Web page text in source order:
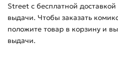
Street с бесплатной
выдачи. Чтобы заказать
положите товар в корзину и
выдачи.